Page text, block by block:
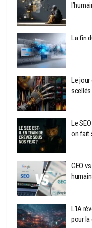
La fin
Le jour
scellés
Le
on fait
GEO
L’IA
pour la